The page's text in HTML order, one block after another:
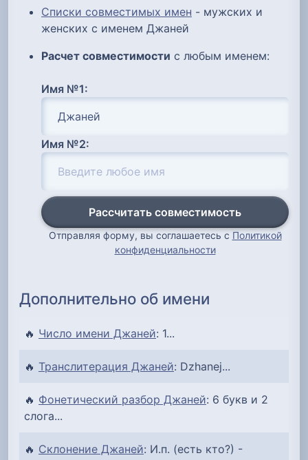
Списки совместимых имен - мужских и
женских с именем Джаней
Расчет совместимости с любым именем:
Имя №1:
Имя №2:
Рассчитать совместимость
Отправляя форму, вы соглашаетесь с Политикой
конфиденциальности
Дополнительно об имени
🔥 Число имени Джаней: 1...
🔥 Транслитерация Джаней: Dzhanej...
🔥 Фонетический разбор Джаней: 6 букв и 2
слога...
🔥 Склонение Джаней: И.п. (есть кто?) -